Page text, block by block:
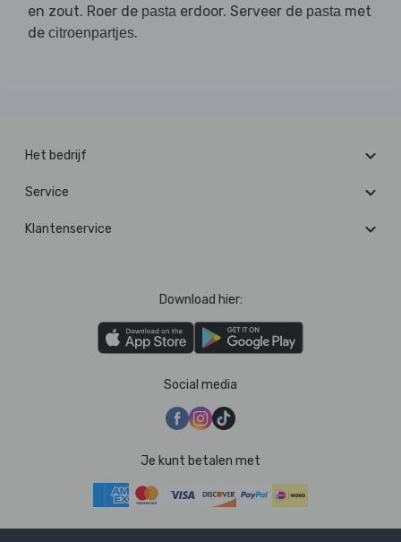
en zout. Roer de pasta erdoor. Serveer de pasta met
de citroenpartjes.
Het bedrijf
Service
Klantenservice
Download hier:
Social media
Je kunt betalen met